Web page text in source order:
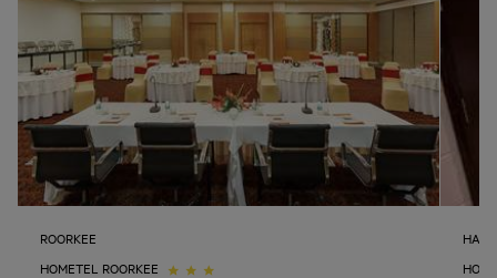
ROORKEE
HOMETEL ROORKEE